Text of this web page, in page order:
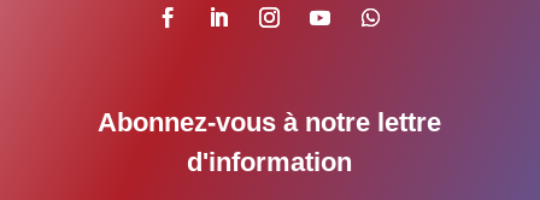
Abonnez-vous à notre lettre
d'information